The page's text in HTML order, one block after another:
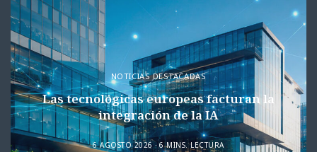
NOTICIAS DESTACADAS
Las tecnológicas europeas facturan la
integración de la IA
6 AGOSTO 2026 6 MINS. LECTURA